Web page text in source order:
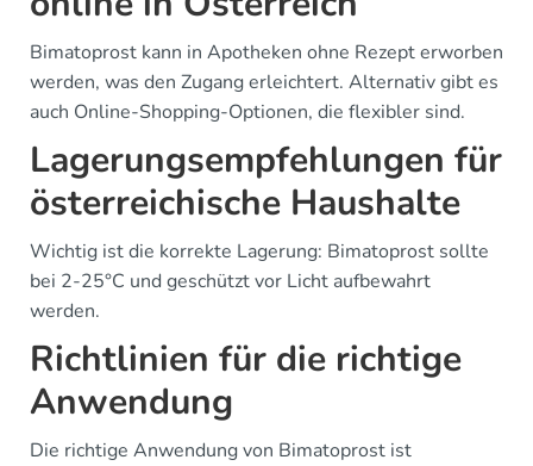
Bimatoprost kann in Apotheken ohne Rezept erworben
werden, was den Zugang erleichtert. Alternativ gibt es
auch Online-Shopping-Optionen, die flexibler sind.
Lagerungsempfehlungen für
österreichische Haushalte
Wichtig ist die korrekte Lagerung: Bimatoprost sollte
bei 2-25°C und geschützt vor Licht aufbewahrt
werden.
Richtlinien für die richtige
Anwendung
Die richtige Anwendung von Bimatoprost ist